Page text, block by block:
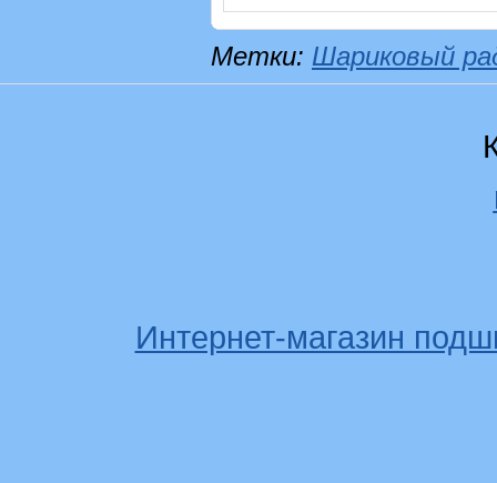
Метки: Шариковый
Интернет-магазин